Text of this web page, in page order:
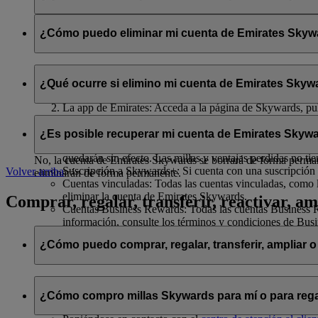
Se compartirán con flydubai su nombre y su dirección de
política de privacidad de flydubai.
¿Cómo puedo eliminar mi cuenta de Emirates
Puede eliminar su cuenta de Emirates Skywards o cancelar
La app de Emirates: Acceda a la página de Skywards,
¿Qué ocurre si elimino mi cuenta de Emirates
Si decide eliminar su cuenta de Emirates Skywards o
Millas Skywards y recompensas no utilizadas: Todas
quedarán sin efecto. Las millas y ventajas perdidas no
Suscripción a Skywards+: Si cuenta con una
Cuentas vinculadas: Todas las cuentas vinculadas,
eliminar la cuenta de Emirates Skywards.
Cuentas Business Rewards: Todas las cuentas
información, consulte los términos y condiciones de
¿Es posible recuperar mi cuenta de Emirates
No, la cuenta de Emirates Skywards se borrará de forma
eliminarán de forma permanente.
Volver arriba
Comprar, regalar, transferir, reactivar,
¿Cómo puedo comprar, regalar, transferir, ampliar
Si desea comprar, regalar y transferir millas Skywards, puede
¿Cómo compro millas Skywards para mí o para